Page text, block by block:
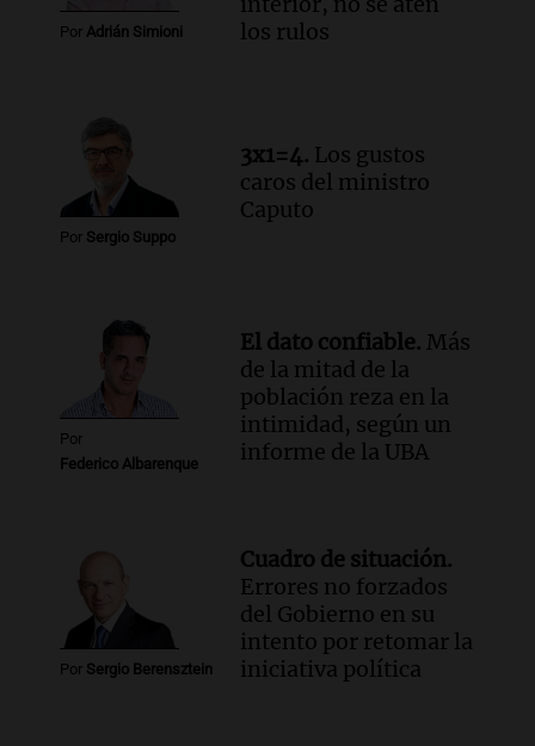
con Jujuy
Panorama Federal
qué crece el consumo de alimentos con
proteínas
Una mañana para todos
Episodios
Audio.Investigan un asalto millonario a
Panorama Federal
Episodios
Por Adrián Simioni
los rulos
Por Sergio Suppo
3x1=4. Los gustos
caros del ministro
Caputo
Por
Federico Albarenque
El dato confiable. Más
de la mitad de la
población reza en la
intimidad, según un
informe de la UBA
Por Sergio Berensztein
Cuadro de situación.
Errores no forzados
del Gobierno en su
intento por retomar la
iniciativa política